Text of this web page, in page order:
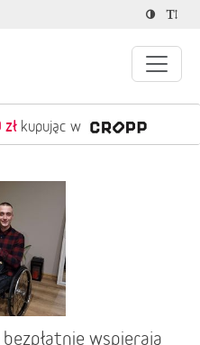
kupując w
wspierają